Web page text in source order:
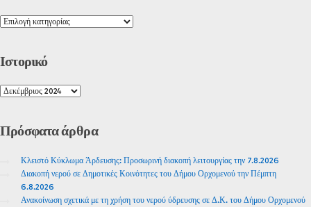
Ιστορικό
Πρόσφαταάρθρα
Κλειστό Κύκλωμα Άρδευσης: Προσωρινή διακοπή λειτουργίας την 7.8.2026
Διακοπή νερού σε Δημοτικές Κοινότητες του Δήμου Ορχομενού την Πέμπτη
6.8.2026
Ανακοίνωση σχετικά με τη χρήση του νερού ύδρευσης σε Δ.Κ. του Δήμου Ορχομενού